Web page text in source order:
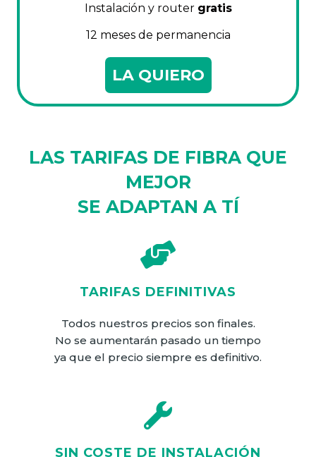
Instalación y router gratis
12 meses de permanencia
LA QUIERO
LAS TARIFAS DE FIBRA QUE
MEJOR
SE ADAPTAN A TÍ
TARIFAS DEFINITIVAS
Todos nuestros precios son finales.
No se aumentarán pasado un tiempo
ya que el precio siempre es definitivo.
SIN COSTE DE INSTALACIÓN